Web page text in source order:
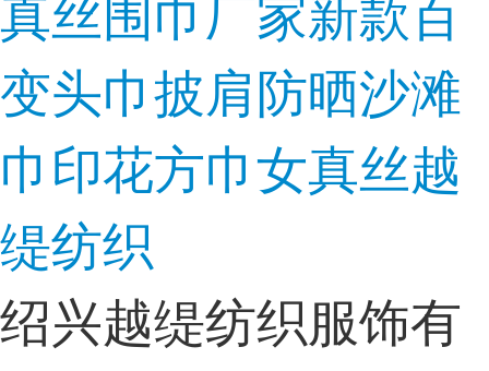
变头巾披肩防晒沙滩
巾印花方巾女真丝越
缇纺织
绍兴越缇纺织服饰有